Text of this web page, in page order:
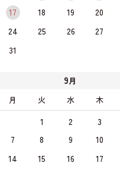
17 18 19 20
24 25 26 27
31
9月
月 火 水 木
1 2 3
7 8 9 10
14 15 16 17